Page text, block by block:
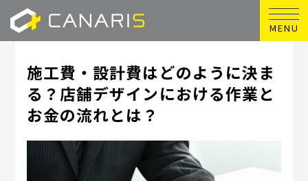
MENU
施工費・設計費はどのように決ま
る？店舗デザインにおける作業と
お金の流れとは？